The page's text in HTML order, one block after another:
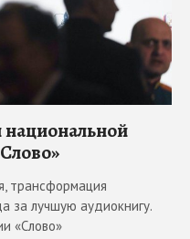
национальной
трансформация
за лучшую аудиокнигу.
«Слово»